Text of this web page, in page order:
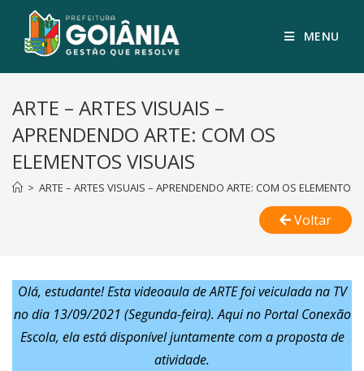
MENU
ARTE – ARTES VISUAIS –
APRENDENDO ARTE: COM OS
ELEMENTOS VISUAIS
> ARTE – ARTES VISUAIS – APRENDENDO ARTE: COM OS ELEMENTOS
Voltar
Olá, estudante! Esta videoaula de ARTE foi veiculada na TV
no dia 13/09/2021 (Segunda-feira). Aqui no Portal Conexão
Escola, ela está disponível juntamente com a proposta de
atividade.